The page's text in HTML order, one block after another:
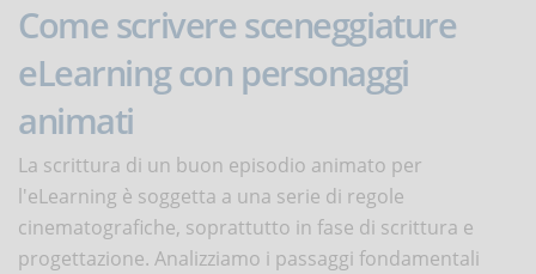
Come scrivere sceneggiature
eLearning con personaggi
animati
La scrittura di un buon episodio animato per
l'eLearning è soggetta a una serie di regole
cinematografiche, soprattutto in fase di scrittura e
progettazione. Analizziamo i passaggi fondamentali